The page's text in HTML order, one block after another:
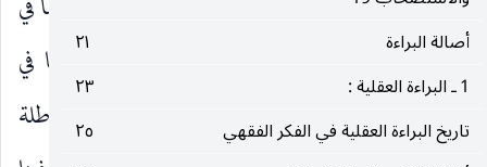
أصالة البراءة
٢١
1 ـ البراءة العقلية :
٢٣
تاريخ البراءة العقلية في الفكر الفقهي
٢٥
قبال الآخر ان لم يدع ظهور الآية بحسب سياقها في
الثالث لأنها واردة في سياق الرد على العقائد الباطلة